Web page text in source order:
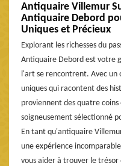
Antiquaire Villemur
Antiquaire Debord
Uniques et Précieux
Explorant les richesses du
Antiquaire Debord est votre
l'art se rencontrent. Avec un
uniques qui racontent des
proviennent des quatre
soigneusement sélectionné
En tant qu'antiquaire
une expérience
vous aider à trouver le